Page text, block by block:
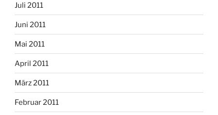
Juli 2011
Juni 2011
Mai 2011
April 2011
März 2011
Februar 2011